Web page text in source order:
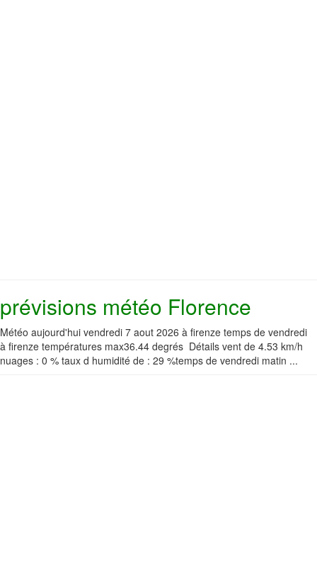
prévisions météo Florence
Météo aujourd'hui vendredi 7 aout 2026 à firenze temps de vendredi
à firenze températures max36.44 degrés Détails vent de 4.53 km/h
nuages : 0 % taux d humidité de : 29 %temps de vendredi matin ...